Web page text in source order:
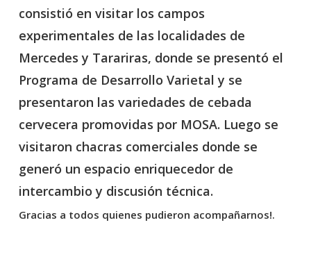
consistió en visitar los campos
experimentales de las localidades de
Mercedes y Tarariras, donde se presentó el
Programa de Desarrollo Varietal y se
presentaron las variedades de cebada
cervecera promovidas por MOSA. Luego se
visitaron chacras comerciales donde se
generó un espacio enriquecedor de
intercambio y discusión técnica.
Gracias a todos quienes pudieron acompañarnos!.